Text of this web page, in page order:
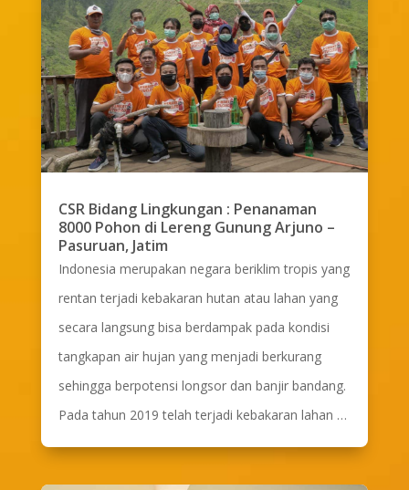
CSR Bidang Lingkungan : Penanaman
8000 Pohon di Lereng Gunung Arjuno –
Pasuruan, Jatim
Indonesia merupakan negara beriklim tropis yang
rentan terjadi kebakaran hutan atau lahan yang
secara langsung bisa berdampak pada kondisi
tangkapan air hujan yang menjadi berkurang
sehingga berpotensi longsor dan banjir bandang.
Pada tahun 2019 telah terjadi kebakaran lahan …